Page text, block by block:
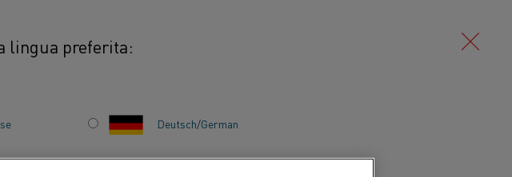
lingua preferita:
Deutsch/German